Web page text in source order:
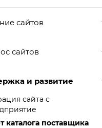
сайтов
сайтов
и развитие
сайта с
каталога поставщика